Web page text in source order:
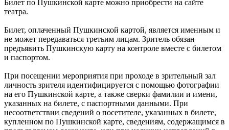
Билет по Пушкинской карте можно приобрести на сайте
театра.
Билет, оплаченный Пушкинской картой, является именным и
не может передаваться третьим лицам. Зритель обязан
предъявить Пушкинскую карту на контроле вместе с билетом
и паспортом.
При посещении мероприятия при проходе в зрительный зал
личность зрителя идентифицируется с помощью фотографии
на его Пушкинской карте, а также сверки фамилии и имени,
указанных на билете, с паспортными данными. При
несоответствии сведений о посетителе, указанных в билете,
купленном по Пушкинской карте, сведениям, содержащимся в